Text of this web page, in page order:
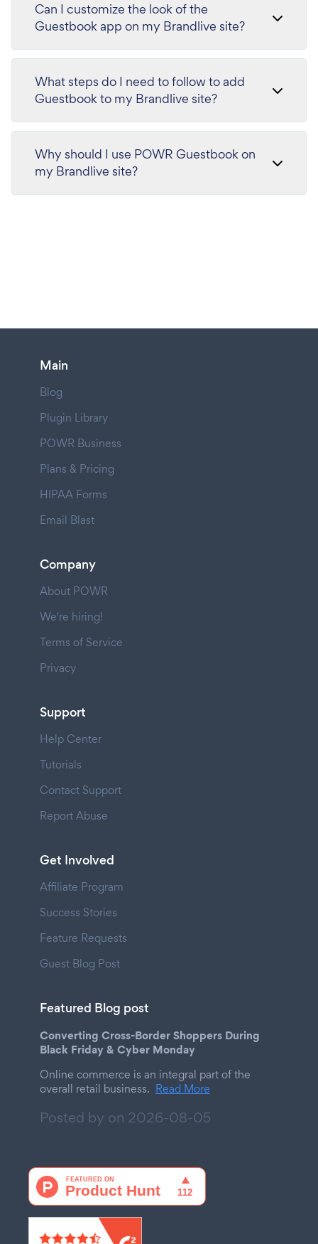
Can I customize the look of the
Guestbook app on my Brandlive site?
What steps do I need to follow to add
Guestbook to my Brandlive site?
Why should I use POWR Guestbook on
my Brandlive site?
Main
Blog
Plugin Library
POWR Business
Plans & Pricing
HIPAA Forms
Email Blast
Company
About POWR
We're hiring!
Terms of Service
Privacy
Support
Help Center
Tutorials
Contact Support
Report Abuse
Get Involved
Affiliate Program
Success Stories
Feature Requests
Guest Blog Post
Featured Blog post
Converting Cross-Border Shoppers During
Black Friday & Cyber Monday
Online commerce is an integral part of the
overall retail business. Read More
Posted by on 2026-08-05